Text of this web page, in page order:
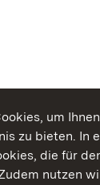
um
zu bieten. In
die für
nutzen
Genießen.